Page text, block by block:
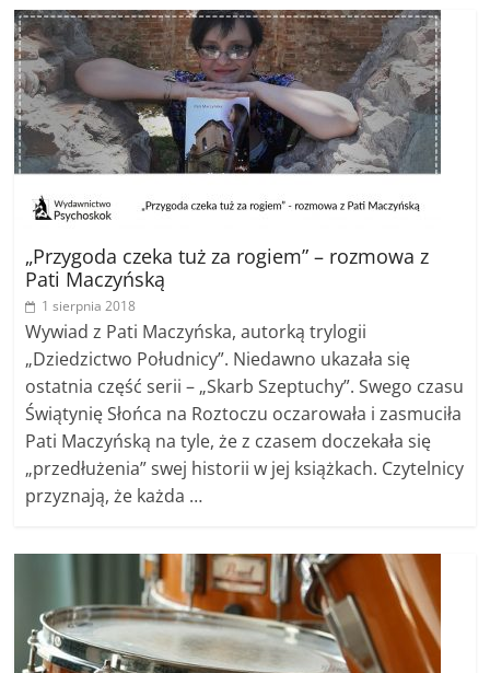
„Przygoda czeka tuż za rogiem” – rozmowa z
Pati Maczyńską
1 sierpnia 2018
Wywiad z Pati Maczyńska, autorką trylogii
„Dziedzictwo Południcy”. Niedawno ukazała się
ostatnia część serii – „Skarb Szeptuchy”. Swego czasu
Świątynię Słońca na Roztoczu oczarowała i zasmuciła
Pati Maczyńską na tyle, że z czasem doczekała się
„przedłużenia” swej historii w jej książkach. Czytelnicy
przyznają, że każda …